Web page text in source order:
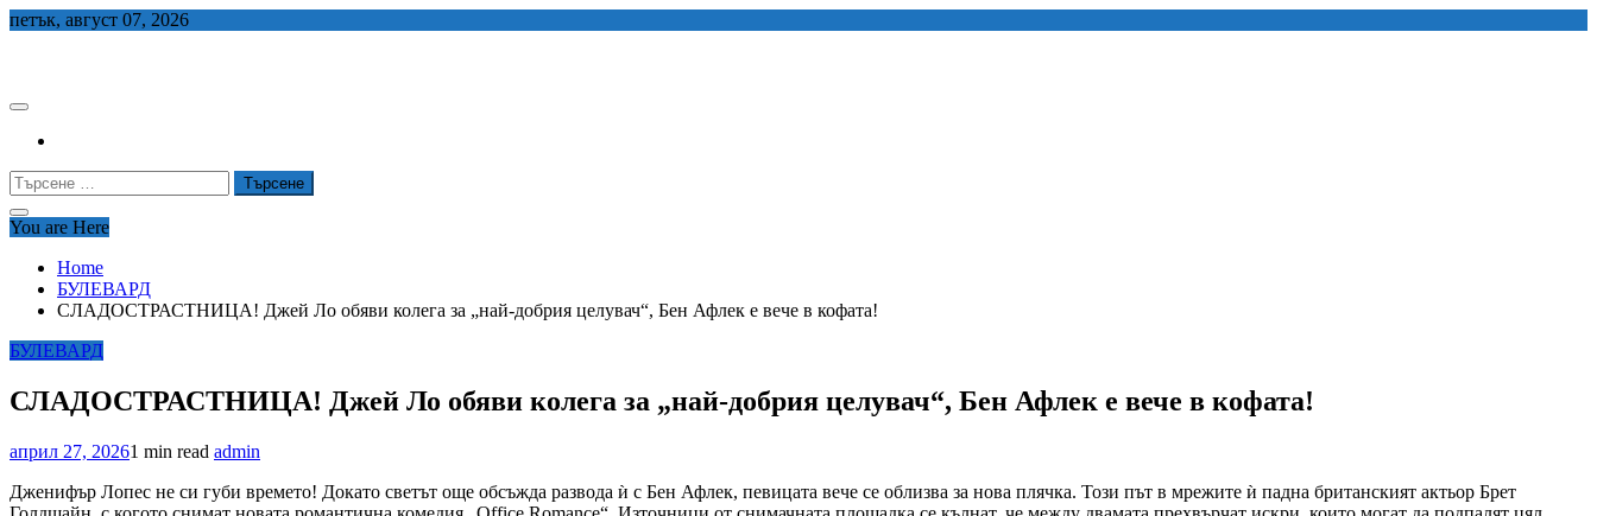
Skip
петък, август 07, 2026
Търсене
за:
You are Here
Home
БУЛЕВАРД
СЛАДОСТРАСТНИЦА! Джей Ло обяви колега за „най-добрия целувач“, Бен Афлек е вече в кофата!
БУЛЕВАРД
СЛАДОСТРАСТНИЦА! Джей Ло обяви колега за „най-добрия целувач“, Бен Афлек е вече в кофата!
април 27, 20261 min read admin
Дженифър Лопес не си губи времето! Докато светът още обсъжда развода ѝ с Бен Афлек, певицата вече се облизва за нова плячка. Този път в мрежите ѝ падна британският актьор Брет